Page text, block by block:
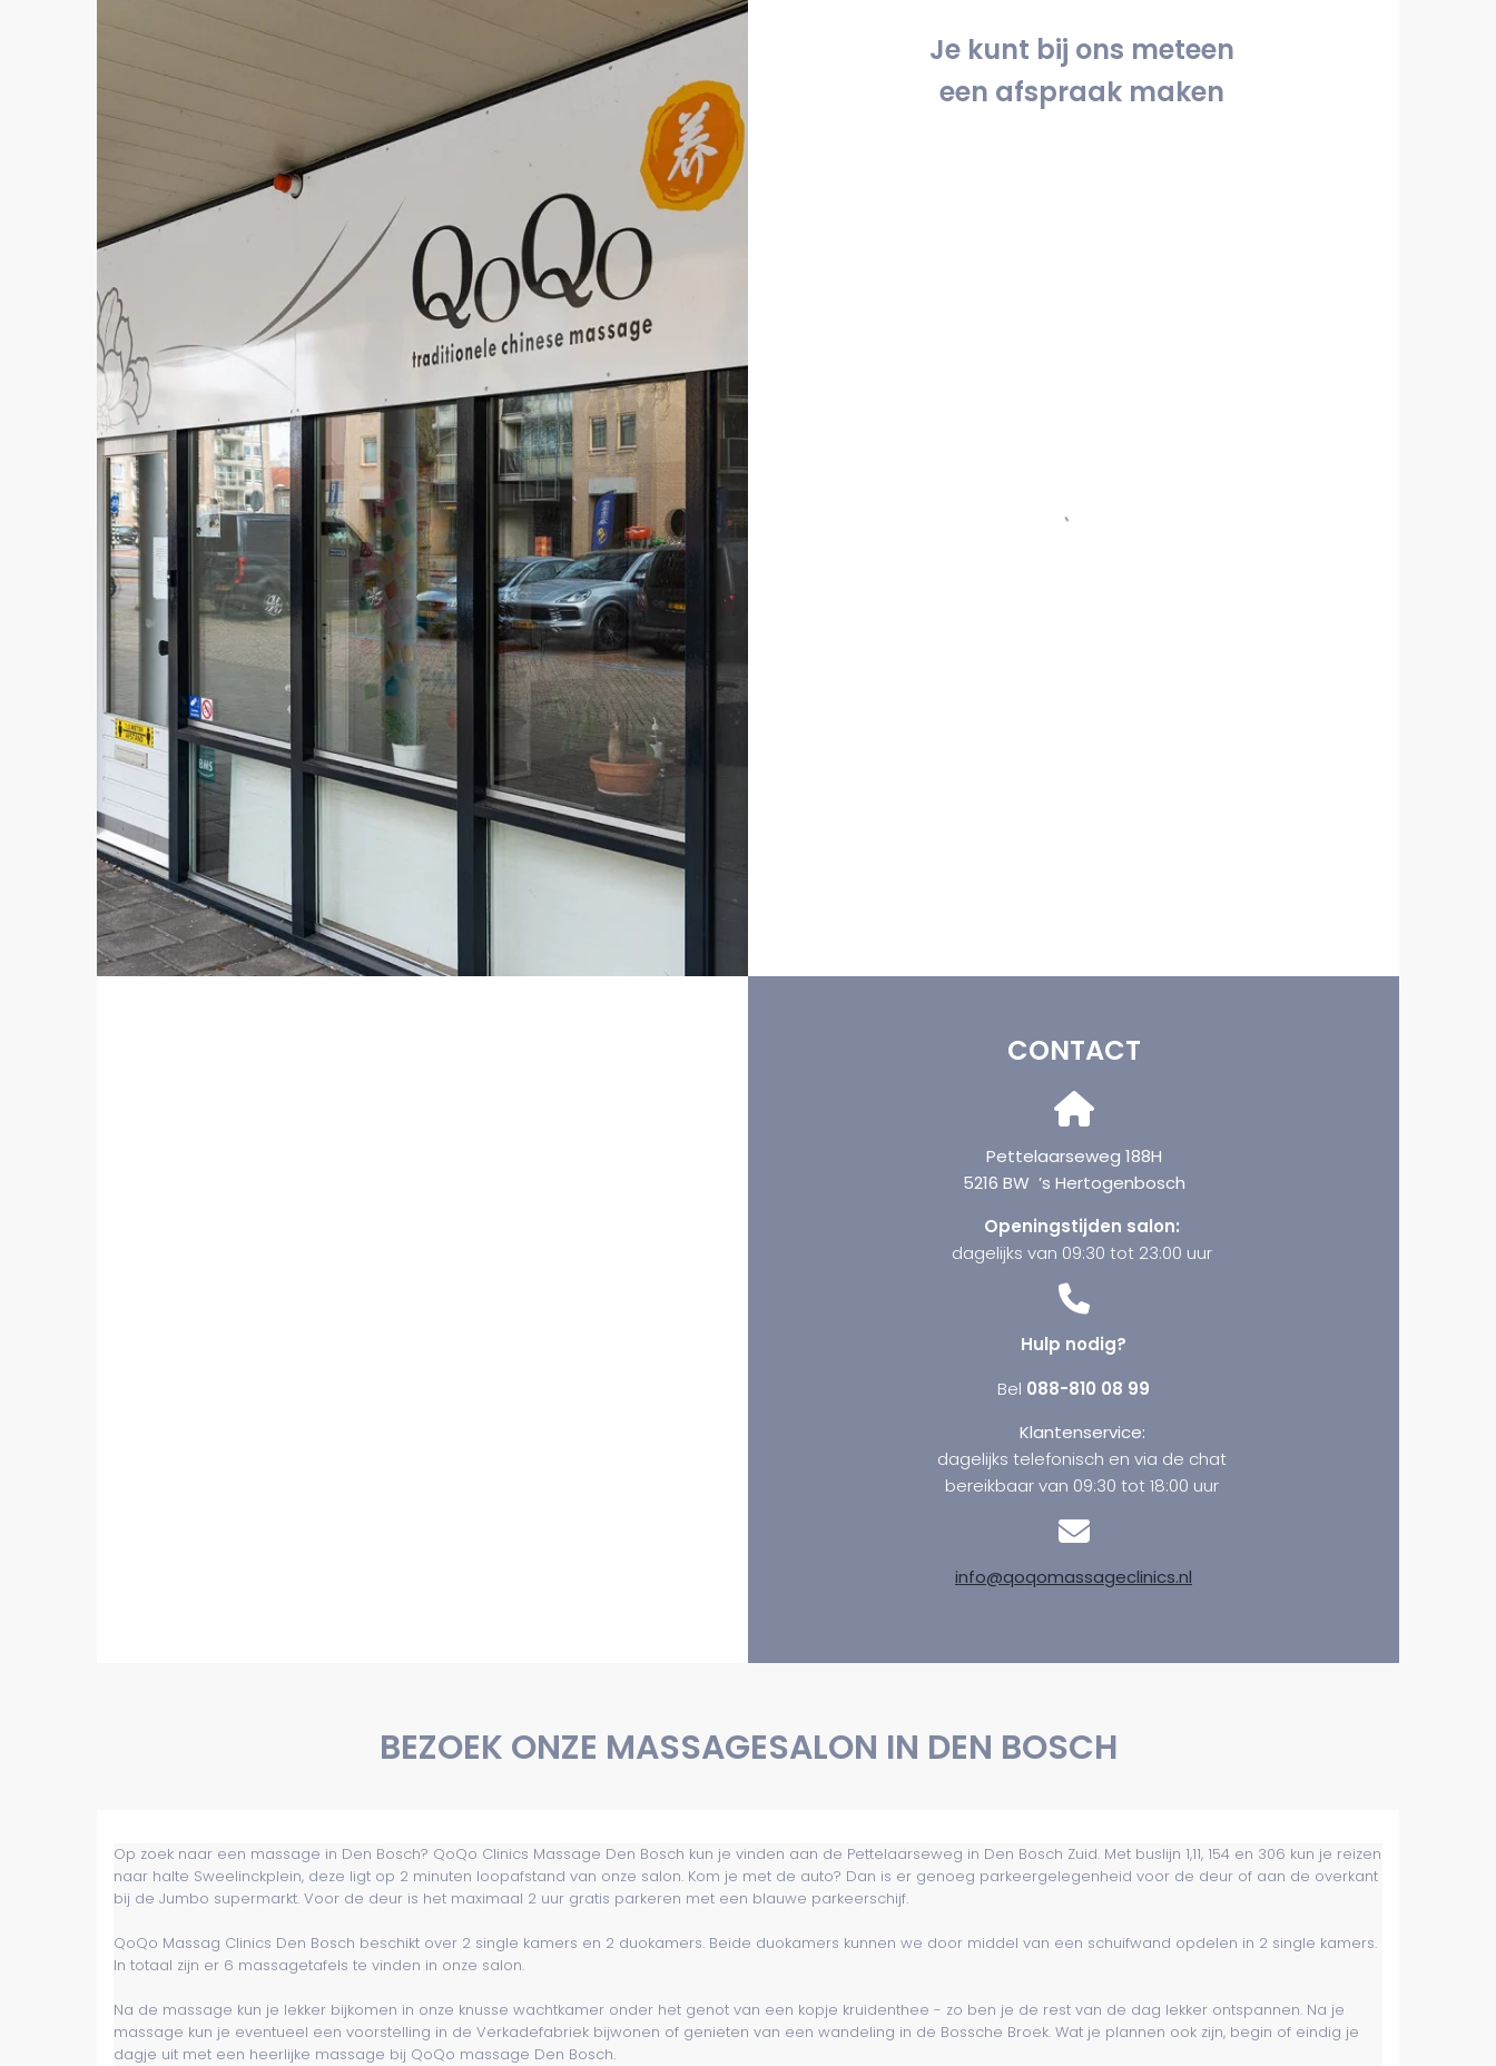
Je kunt bij ons meteen
een afspraak maken
CONTACT
Pettelaarseweg 188H
5216 BW ’s Hertogenbosch
Openingstijden salon:
dagelijks van 09:30 tot 23:00 uur
Hulp nodig?
Bel 088-810 08 99
Klantenservice:
dagelijks telefonisch en via de chat
bereikbaar van 09:30 tot 18:00 uur
info@qoqomassageclinics.nl
BEZOEK ONZE MASSAGESALON IN DEN BOSCH
Op zoek naar een massage in Den Bosch? QoQo Clinics Massage Den Bosch kun je vinden aan de Pettelaarseweg in Den Bosch Zuid. Met buslijn 1,11, 154 en 306 kun je reizen
naar halte Sweelinckplein, deze ligt op 2 minuten loopafstand van onze salon. Kom je met de auto? Dan is er genoeg parkeergelegenheid voor de deur of aan de overkant
bij de Jumbo supermarkt. Voor de deur is het maximaal 2 uur gratis parkeren met een blauwe parkeerschijf.
QoQo Massag Clinics Den Bosch beschikt over 2 single kamers en 2 duokamers. Beide duokamers kunnen we door middel van een schuifwand opdelen in 2 single kamers.
In totaal zijn er 6 massagetafels te vinden in onze salon.
Na de massage kun je lekker bijkomen in onze knusse wachtkamer onder het genot van een kopje kruidenthee - zo ben je de rest van de dag lekker ontspannen. Na je
massage kun je eventueel een voorstelling in de Verkadefabriek bijwonen of genieten van een wandeling in de Bossche Broek. Wat je plannen ook zijn, begin of eindig je
dagje uit met een heerlijke massage bij QoQo massage Den Bosch.
MOMENTEEL TELEFONISCH NIET
BEREIKBAAR
momenteel telefonsich niet bereikbaar. Wel
via chat en e-mail! Excuses voor het ongemak.